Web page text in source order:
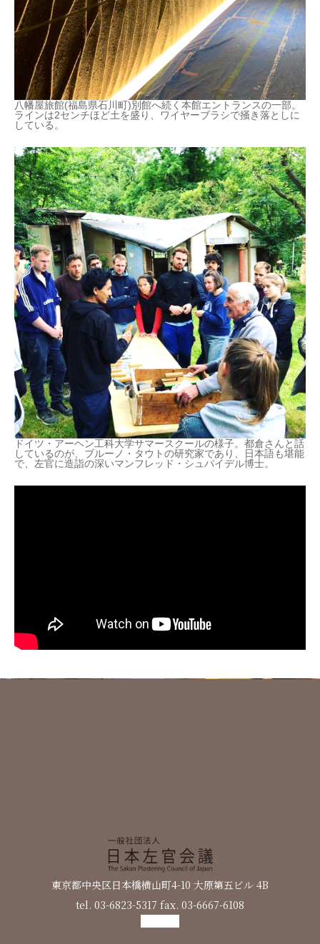
八幡屋旅館(福島県石川町)別館へ続く本館エントランスの一部。
ラインは2センチほど土を盛り、ワイヤーブラシで掻き落としに
している。
ドイツ・アーヘン工科大学サマースクールの様子。都倉さんと話
しているのが、ブルーノ・タウトの研究家であり、日本語も堪能
で、左官に造詣の深いマンフレッド・シュパイデル博士。
東京都中央区日本橋横山町4-10 大原第五ビル 4B
tel. 03-6823-5317 fax. 03-6667-6108